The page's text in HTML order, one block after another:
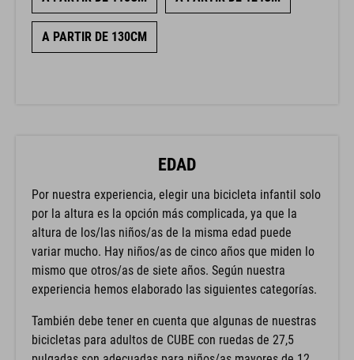
EDAD
por la altura es la opción más complicada, ya que la
altura de los/las niños/as de la misma edad puede
variar mucho. Hay niños/as de cinco años que miden lo
mismo que otros/as de siete años. Según nuestra
experiencia hemos elaborado las siguientes categorías.
bicicletas para adultos de CUBE con ruedas de 27,5
pulgadas son adecuadas para niños/as mayores de 12